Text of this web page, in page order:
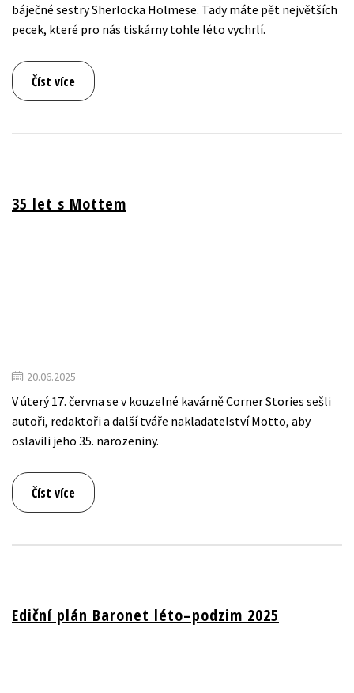
báječné sestry Sherlocka Holmese. Tady máte pět největších
pecek, které pro nás tiskárny tohle léto vychrlí.
Číst více
35 let s Mottem
20.06.2025
V úterý 17. června se v kouzelné kavárně Corner Stories sešli
autoři, redaktoři a další tváře nakladatelství Motto, aby
oslavili jeho 35. narozeniny.
Číst více
Ediční plán Baronet léto–podzim 2025